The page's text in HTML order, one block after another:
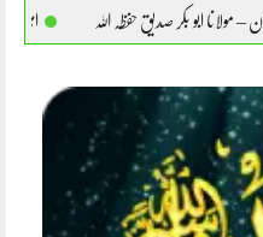
اہل کتاب کے برتن استعمال کرنے کا